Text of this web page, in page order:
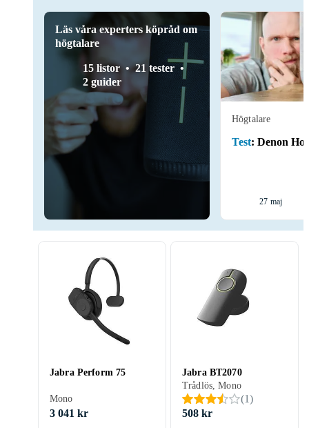
Läs våra experters köpråd om
högtalare
15 listor
21 tester
2 guider
Högtalare
Test: Denon
27 maj
Jabra Perform 75
Mono
3 041 kr
Jabra BT2070
Trådlös, Mono
(1)
508 kr